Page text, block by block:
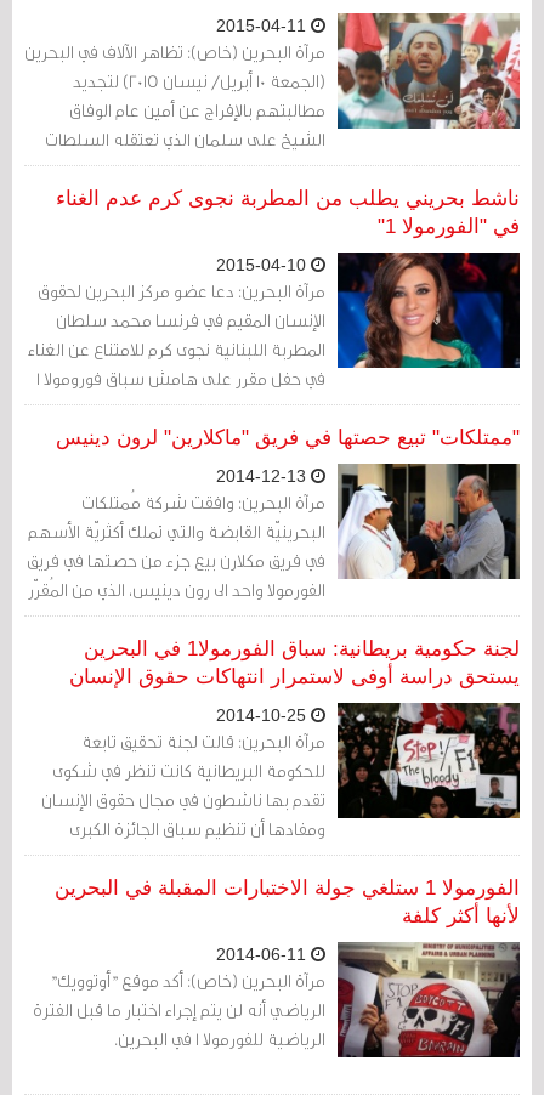
مرآة البحرين (خاص): تظاهر الآلاف في البحرين
(الجمعة 10 أبريل/ نيسان 2015) لتجديد
مطالبتهم بالإفراج عن أمين عام الوفاق
الشيخ على سلمان الذي تعتقله السلطات
منذ (28 ديسمبر/ كانون الأول 2014) ورفضا
لإقامة سباق الفورمولا 1.
ناشط بحريني يطلب من المطربة نجوى كرم عدم الغناء
في "الفورمولا 1"
مرآة البحرين: دعا عضو مركز البحرين لحقوق
الإنسان المقيم في فرنسا محمد سلطان
المطربة اللبنانية نجوى كرم للامتناع عن الغناء
في حفل مقرر على هامش سباق فورومولا 1
المقرر (17 -19 الشهر الجاري).
"ممتلكات" تبيع حصتها في فريق "ماكلارين" لرون دينيس
مرآة البحرين: وافقت شركة مُمتلكات
البحرينيّة القابضة والتي تملك أكثريّة الأسهم
في فريق مكلارن بيع جزء من حصتها في فريق
الفورمولا واحد الى رون دينيس، الذي من المُقرّر
أن يُصبح المُساهم الأكبر داخل الشركة بحلول
العام 2015.
لجنة حكومية بريطانية: سباق الفورمولا1 في البحرين
يستحق دراسة أوفى لاستمرار انتهاكات حقوق الإنسان
مرآة البحرين: قالت لجنة تحقيق تابعة
للحكومة البريطانية كانت تنظر في شكوى
تقدم بها ناشطون في مجال حقوق الإنسان
ومفادها أن تنظيم سباق الجائزة الكبرى
فورمولا1 في البحرين "يستحق دراسة أوفى".
الفورمولا 1 ستلغي جولة الاختبارات المقبلة في البحرين
لأنها أكثر كلفة
مرآة البحرين (خاص): أكد موقع "أوتوويك"
الرياضي أنه لن يتم إجراء اختبار ما قبل الفترة
الرياضية للفورمولا 1 في البحرين.